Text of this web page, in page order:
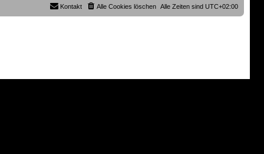
a
g
B
i
Alle Zeiten sindUTC+02:00
Alle Cookies löschen
Kontakt